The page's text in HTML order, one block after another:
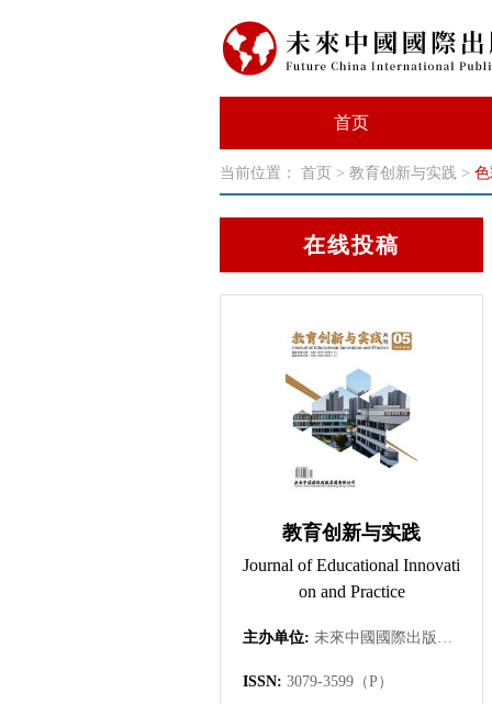
首页
当前位置： 首页 > 教育创新与实践 >
在线投稿
教育创新与实践
Journal of Educational Innovati
on and Practice
主办单位: 未來中國國際出版集團有限公司
ISSN: 3079-3599（P）